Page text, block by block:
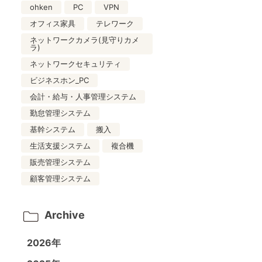
ohken PC
VPN
オフィス家具
テレワーク
ネットワークカメラ(見守りカメ
ラ)
ネットワークセキュリティ
ビジネスホン_PC
会計・給与・人事管理システム
勤怠管理システム
基幹システム
搬入
生活支援システム
複合機
販売管理システム
顧客管理システム
Archive
2026年